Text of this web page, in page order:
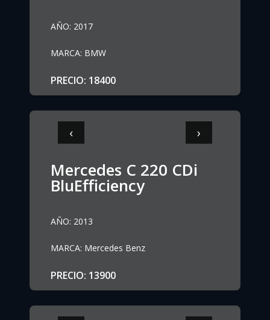
AÑO: 2017
MARCA: BMW
PRECIO: 18400
‹ ›
Mercedes C 220 CDi
BluEfficiency
AÑO: 2013
MARCA: Mercedes Benz
PRECIO: 13900